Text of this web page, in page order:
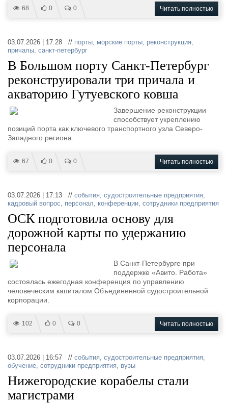
68 0 0 Читать полностью
03.07.2026 | 17:28 // порты, морские порты, реконструкция,
причалы, санкт-петербург
В Большом порту Санкт-Петербург
реконструировали три причала и
акваторию Гутуевского ковша
Завершение реконструкции
способствует укреплению
позиций порта как ключевого транспортного узла Северо-
Западного региона.
67 0 0 Читать полностью
03.07.2026 | 17:13 // события, судостроительные предприятия,
кадровый вопрос, персонал, конференции, сотрудники предприятия
ОСК подготовила основу для
дорожной карты по удержанию
персонала
В Санкт-Петербурге при
поддержке «Авито. Работа»
состоялась ежегодная конференция по управлению
человеческим капиталом Объединенной судостроительной
корпорации.
102 0 0 Читать полностью
03.07.2026 | 16:57 // события, судостроительные предприятия,
обучение, сотрудники предприятия, вузы
Нижегородские корабелы стали
магистрами